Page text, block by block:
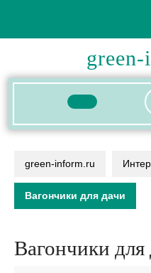
содержимому
green-inform.ru
Вагончики для дачи
Вагончики для